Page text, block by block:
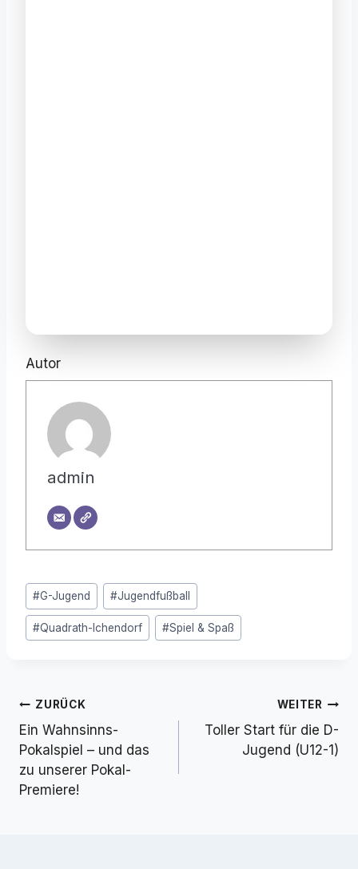
Autor
admin
Schlagworte:
#G-Jugend #Jugendfußball
#Quadrath-Ichendorf #Spiel & Spaß
Beitragsnavigation
ZURÜCK
Ein Wahnsinns-
Pokalspiel – und das
zu unserer Pokal-
Premiere!
WEITER
Toller Start für die D-
Jugend (U12-1)